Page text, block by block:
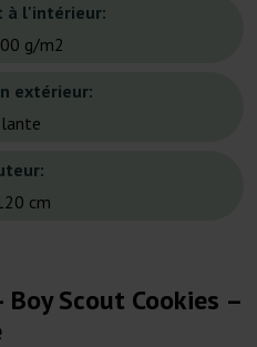
à l'intérieur:
g/m2
extérieur:
cm
Scout Cookies –